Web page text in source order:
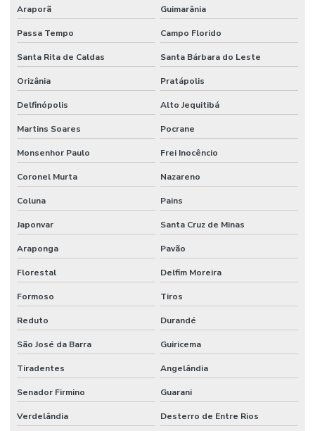
Araporã Guimarânia
Passa Tempo Campo Florido
Santa Rita de Caldas Santa Bárbara do Leste
Orizânia Pratápolis
Delfinópolis Alto Jequitibá
Martins Soares Pocrane
Monsenhor Paulo Frei Inocêncio
Coronel Murta Nazareno
Coluna Pains
Japonvar Santa Cruz de Minas
Araponga Pavão
Florestal Delfim Moreira
Formoso Tiros
Reduto Durandé
São José da Barra Guiricema
Tiradentes Angelândia
Senador Firmino Guarani
Verdelândia Desterro de Entre Rios